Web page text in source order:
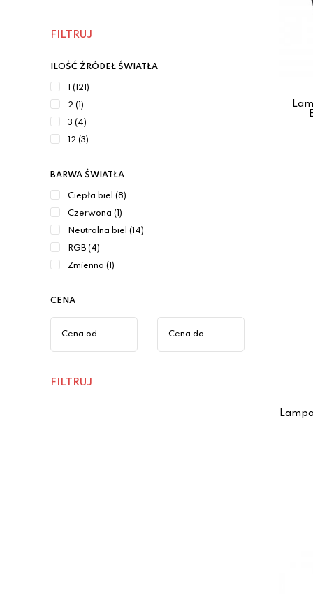
FILTRUJ
ILOŚĆ ŹRÓDEŁ ŚWIATŁA
1 (121)
2 (1)
3 (4)
12 (3)
BARWA ŚWIATŁA
Ciepła biel (8)
Czerwona (1)
Neutralna biel (14)
RGB (4)
Zmienna (1)
CENA
-
FILTRUJ